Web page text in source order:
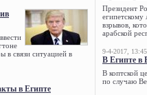
в связи ситуацией в
в Египте
Президент
египетскому
взрывов,
арабской
9-4-2017, 13:45
В Египте в
В коптской
по случаю